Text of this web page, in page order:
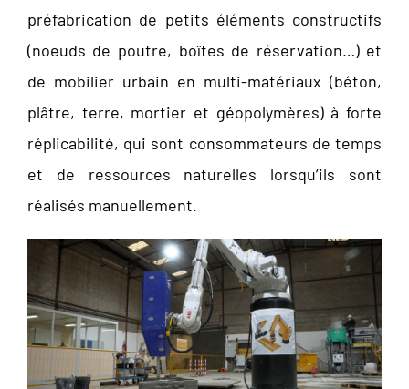
préfabrication de petits éléments constructifs
(noeuds de poutre, boîtes de réservation…) et
de mobilier urbain en multi-matériaux (béton,
plâtre, terre, mortier et géopolymères) à forte
réplicabilité, qui sont consommateurs de temps
et de ressources naturelles lorsqu’ils sont
réalisés manuellement.